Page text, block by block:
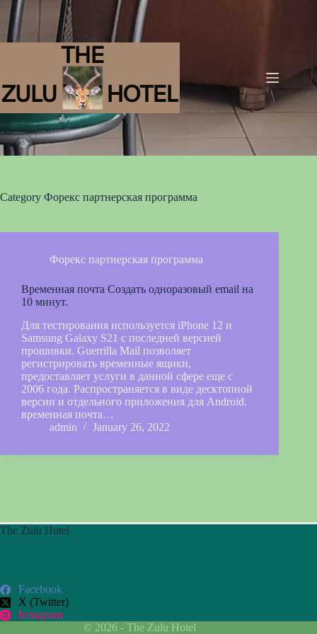
Category Форекс партнерская программа
Форекс партнерская программа
Временная почта Создать одноразовый email на
10 минут.
Для тестирования используется iPhone 12 и
Samsung Galaxy S21 с последней версией
прошивки. Guerrilla Mail позволяет
регистрировать временные ящики,
предоставляет услуги в данной сфере еще с
2006 года. Распространяется в виде десктопной
версии и отдельного приложения для Android.
временная почта…
admin
January 26, 2022
The Zulu Hotel
Facebook
X (Twitter)
Instagram
© 2026 - The Zulu Hotel